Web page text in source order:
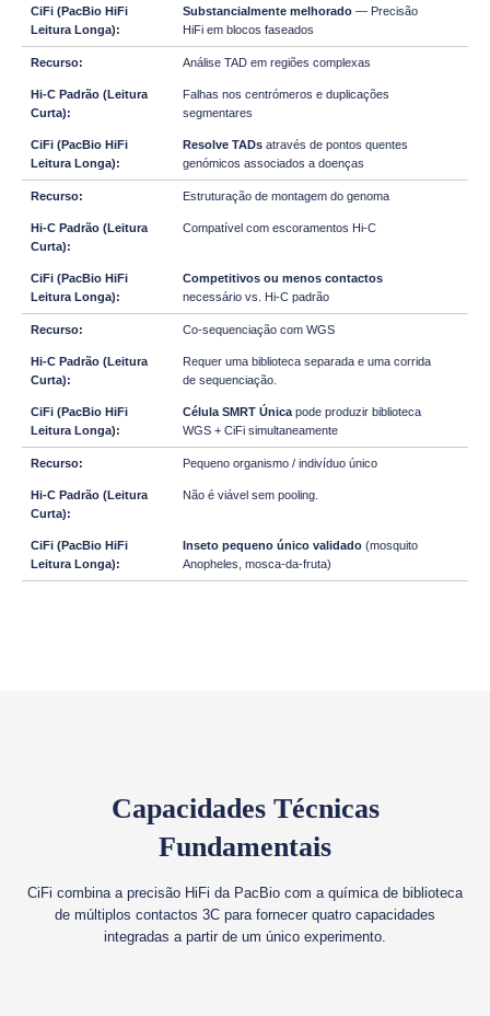
Substancialmente melhorado— Precisão
HiFi em blocos faseados
Análise TAD em regiões complexas
Falhas nos centrómeros e duplicações
segmentares
Resolve TADsatravés de pontos quentes
genómicos associados a doenças
Estruturação de montagem do genoma
Compatível com escoramentos Hi-C
Competitivos ou menos contactos
necessário vs. Hi-C padrão
Co-sequenciação com WGS
Requer uma biblioteca separada e uma corrida
de sequenciação.
Célula SMRT Únicapode produzir biblioteca
WGS + CiFi simultaneamente
Pequeno organismo / indivíduo único
Não é viável sem pooling.
Inseto pequeno único validado(mosquito
Anopheles, mosca-da-fruta)
Capacidades Técnicas
Fundamentais
CiFi combina a precisão HiFi da PacBio com a química de biblioteca
de múltiplos contactos 3C para fornecer quatro capacidades
integradas a partir de um único experimento.